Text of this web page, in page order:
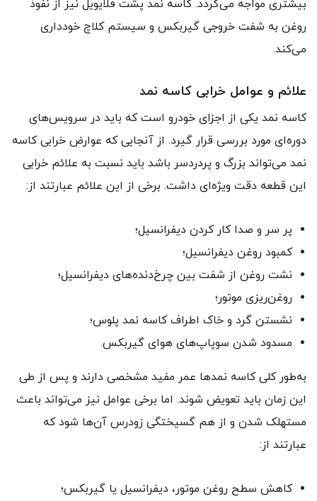
بیشتری مواجه می‌گردد. کاسه نمد پشت فلایویل نیز از نفوذ
روغن به شفت خروجی گیربکس و سیستم کلاچ خودداری
می‌کند.
علائم و عوامل خرابی کاسه نمد
کاسه نمد یکی از اجزای خودرو است که باید در سرویس‌های
دوره‌ای مورد بررسی قرار گیرد. از آنجایی که عوارض خرابی کاسه
نمد می‌تواند بزرگ و پردردسر باشد باید نسبت به علائم خرابی
این قطعه دقت ویژه‌ای داشت. برخی از این علائم عبارتند از:
پر سر و صدا کار کردن دیفرانسیل؛
کمبود روغن دیفرانسیل؛
نشت روغن از شفت بین چرخ‌دنده‌های دیفرانسیل؛
روغن‌ریزی موتور؛
نشستن گرد و خاک اطراف کاسه نمد پلوس؛
مسدود شدن سوپاپ‌های هوای گیربکس.
به‌طور کلی کاسه نمد‌ها عمر مفید مشخصی دارند و پس از طی
این زمان باید تعویض شوند. اما برخی عوامل نیز می‌تواند باعث
مستهلک شدن و از هم گسیختگی زودرس آن‌ها شود که
عبارتند از:
کاهش سطح روغن موتور، دیفرانسیل یا گیربکس؛